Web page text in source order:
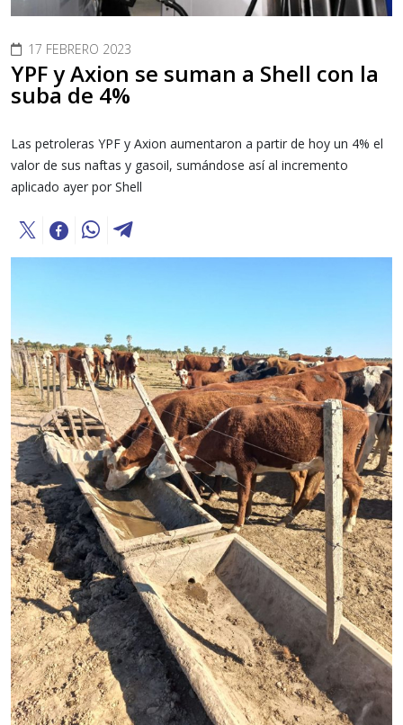
17 FEBRERO 2023
YPF y Axion se suman a Shell con la
suba de 4%
Las petroleras YPF y Axion aumentaron a partir de hoy un 4% el
valor de sus naftas y gasoil, sumándose así al incremento
aplicado ayer por Shell